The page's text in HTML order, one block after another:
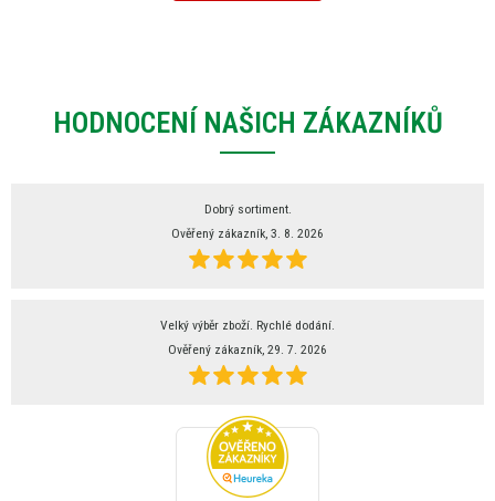
HODNOCENÍ NAŠICH ZÁKAZNÍKŮ
Dobrý sortiment.
Ověřený zákazník, 3. 8. 2026
Velký výběr zboží. Rychlé dodání.
Ověřený zákazník, 29. 7. 2026